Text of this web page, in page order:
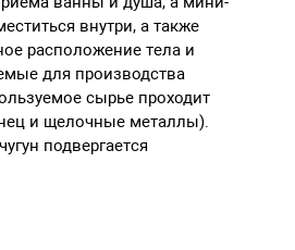
внутри, а также
расположение тела и
для производства
сырье проходит
и щелочные металлы).
подвергается